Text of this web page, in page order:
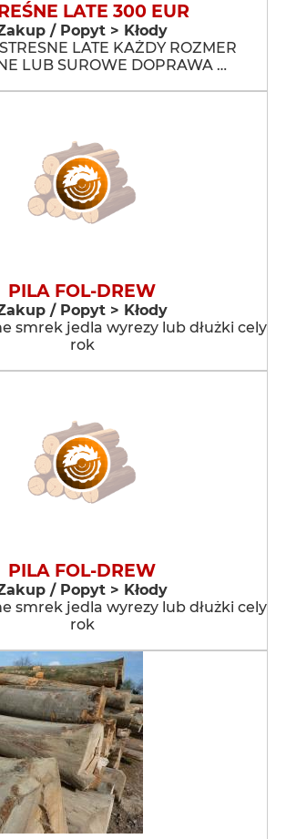
LATE 300 EUR
/ Popyt > Kłody
LATE KAŻDY ROZMER
LUB SUROWE DOPRAWA …
PILA FOL-DREW
/ Popyt > Kłody
smrek jedla wyrezy lub dłużki cely
rok
PILA FOL-DREW
/ Popyt > Kłody
smrek jedla wyrezy lub dłużki cely
rok